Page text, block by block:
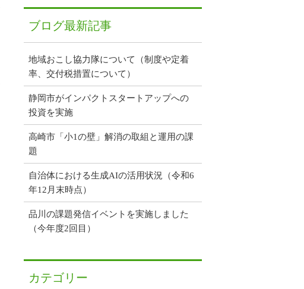
ブログ最新記事
地域おこし協力隊について（制度や定着
率、交付税措置について）
静岡市がインパクトスタートアップへの
投資を実施
高崎市「小1の壁」解消の取組と運用の課
題
自治体における生成AIの活用状況（令和6
年12月末時点）
品川の課題発信イベントを実施しました
（今年度2回目）
カテゴリー